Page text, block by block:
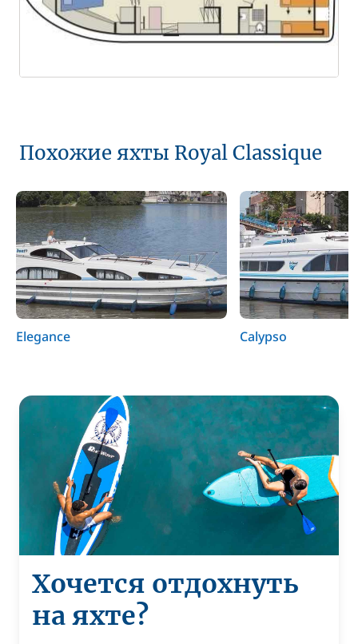
Похожие яхты Royal Classique
Elegance Calypso
Хочется отдохнуть
на яхте?